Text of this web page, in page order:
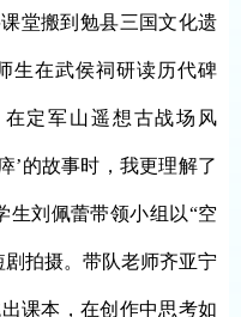
堂搬到勉县三国文化遗
生在武侯祠研读历代碑
定军山遥想古战场风
’的故事时，我更理解了
生刘佩蕾带领小组以“空
拍摄。带队老师齐亚宁
课本，在创作中思考如